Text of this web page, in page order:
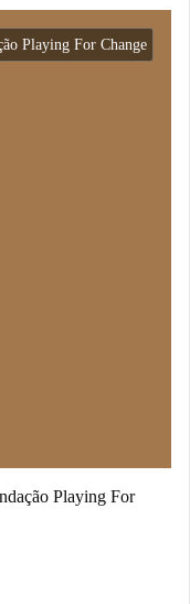
Playing For Change
Playing For